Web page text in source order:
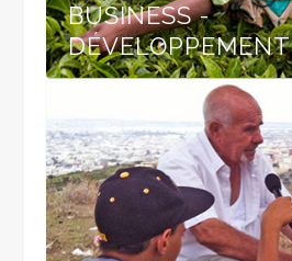
BUSINESS -
DÉVELOPPEMENT